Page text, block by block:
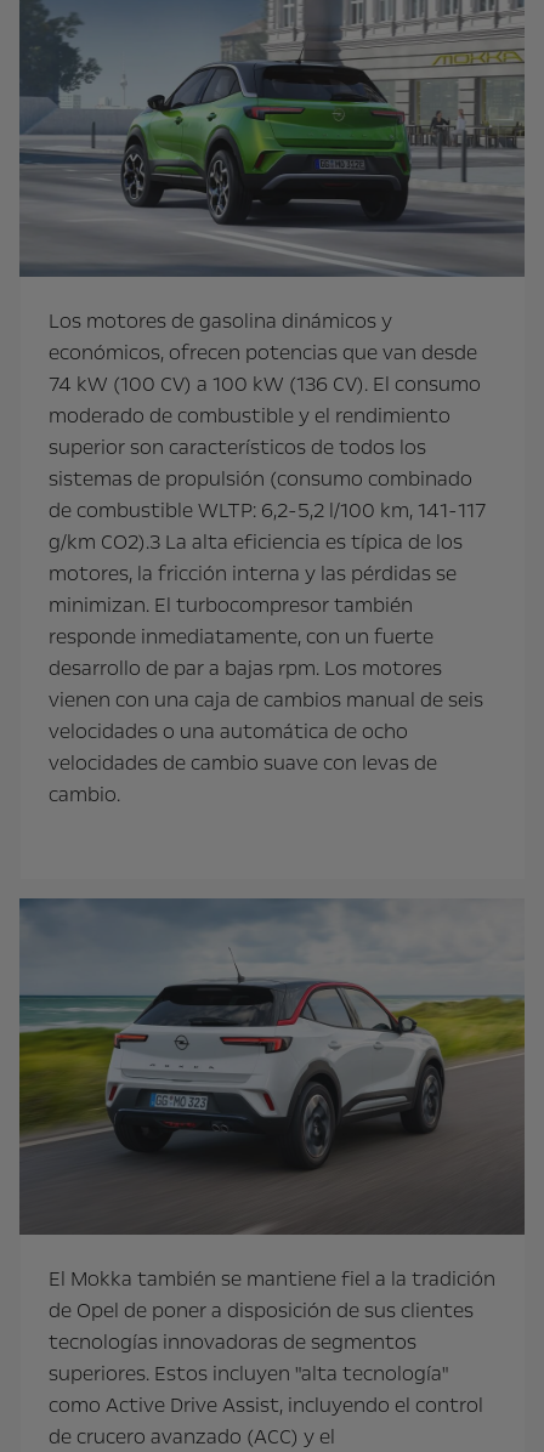
Los motores de gasolina dinámicos y
económicos, ofrecen potencias que van desde
74 kW (100 CV) a 100 kW (136 CV). El consumo
moderado de combustible y el rendimiento
superior son característicos de todos los
sistemas de propulsión (consumo combinado
de combustible WLTP: 6,2-5,2 l/100 km, 141-117
g/km CO2).3 La alta eficiencia es típica de los
motores, la fricción interna y las pérdidas se
minimizan. El turbocompresor también
responde inmediatamente, con un fuerte
desarrollo de par a bajas rpm. Los motores
vienen con una caja de cambios manual de seis
velocidades o una automática de ocho
velocidades de cambio suave con levas de
cambio.
El Mokka también se mantiene fiel a la tradición
de Opel de poner a disposición de sus clientes
tecnologías innovadoras de segmentos
superiores. Estos incluyen "alta tecnología"
como Active Drive Assist, incluyendo el control
de crucero avanzado (ACC) y el